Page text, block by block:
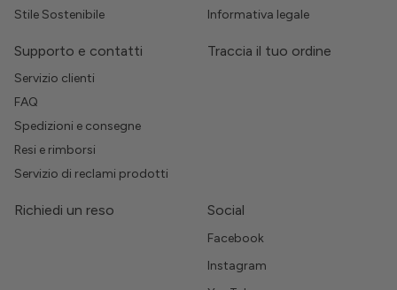
Stile Sostenibile
Informativa legale
Supporto e contatti
Servizio clienti
FAQ
Spedizioni e consegne
Resi e rimborsi
Servizio di reclami prodotti
Traccia il tuo ordine
Richiedi un reso Social
Facebook
Instagram